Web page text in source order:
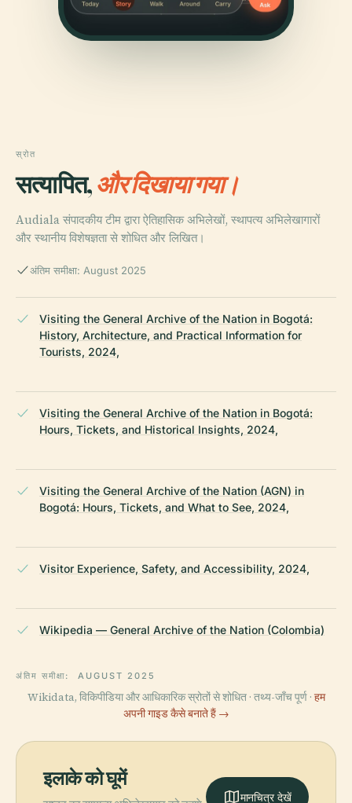
स्रोत
सत्यापित,और दिखाया गया।
Audiala संपादकीय टीम द्वारा ऐतिहासिक अभिलेखों, स्थापत्य अभिलेखागारों
और स्थानीय विशेषज्ञता से शोधित और लिखित।
अंतिम समीक्षा: August 2025
Visiting the General Archive of the Nation in Bogotá:
History, Architecture, and Practical Information for
Tourists, 2024,
Visiting the General Archive of the Nation in Bogotá:
Hours, Tickets, and Historical Insights, 2024,
Visiting the General Archive of the Nation (AGN) in
Bogotá: Hours, Tickets, and What to See, 2024,
Visitor Experience, Safety, and Accessibility, 2024,
Wikipedia — General Archive of the Nation (Colombia)
अंतिम समीक्षा: AUGUST 2025
Wikidata, विकिपीडिया और आधिकारिक स्रोतों से शोधित · तथ्य-जाँच पूर्ण · हम
अपनी गाइड कैसे बनाते हैं →
इलाके को घूमें
मानचित्र देखें